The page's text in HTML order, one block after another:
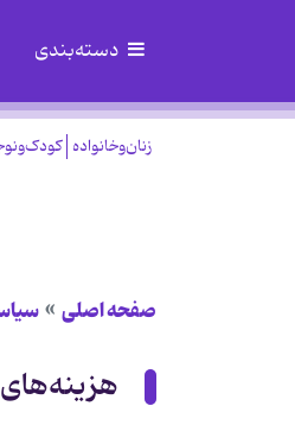
دسته‌بندی
زنان‌وخانواده
صفحه اصلی
هزینه‌های